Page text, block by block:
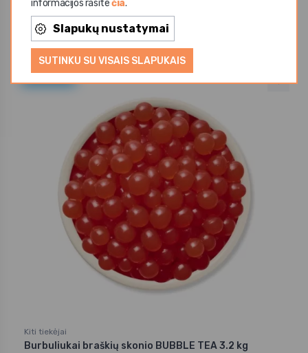
informacijos rasitečia.
Slapukų nustatymai
SUTINKU SU VISAIS SLAPUKAIS
5,43 €
Vasaros TOP
Kiti tiekėjai
Burbuliukai braškių skonio BUBBLE TEA 3.2 kg